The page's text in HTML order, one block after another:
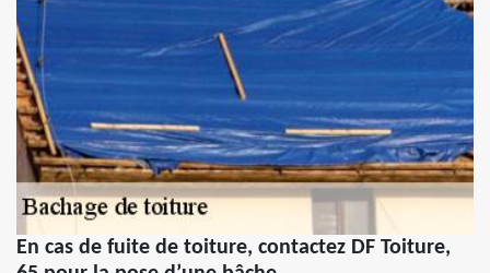
En cas de fuite de toiture, contactez DF Toiture,